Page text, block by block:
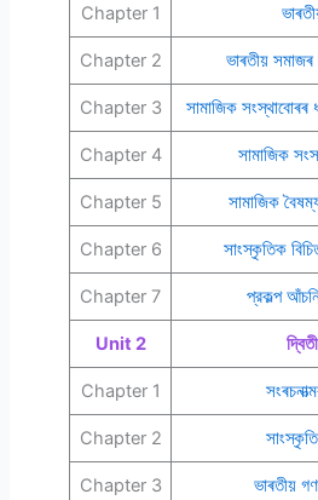
Chapter 1
Chapter 2 ভাৰতীয় সমাজৰ
Chapter 3 সামাজিক সংস্থাবােৰৰ
Chapter 4 সামাজিক
Chapter 5 সামাজিক
Chapter 6 সাংস্কৃতিক
Chapter 7 প্রকল্প
Unit 2
Chapter 1
Chapter 2
Chapter 3 ভাৰতীয়